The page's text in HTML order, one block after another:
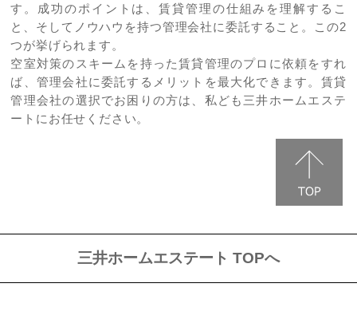
す。成功のポイントは、賃貸管理の仕組みを理解するこ
と、そしてノウハウを持つ管理会社に委託すること。この2
つが挙げられます。
空室対策のスキームを持った賃貸管理のプロに依頼をすれ
ば、管理会社に委託するメリットを最大化できます。賃貸
管理会社の選択でお困りの方は、私ども三井ホームエステ
ートにお任せください。
三井ホームエステート TOPへ